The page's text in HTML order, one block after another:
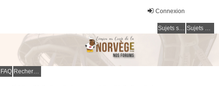
Connexion
Sujets sans réponse Sujets actifs
FAQ Rechercher